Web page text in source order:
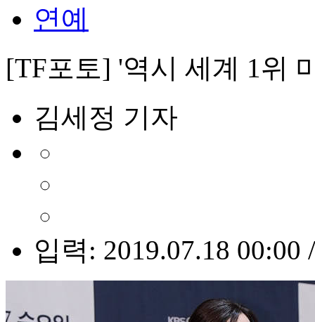
연예
[TF포토] '역시 세계 1위
김세정 기자
입력: 2019.07.18 00:00